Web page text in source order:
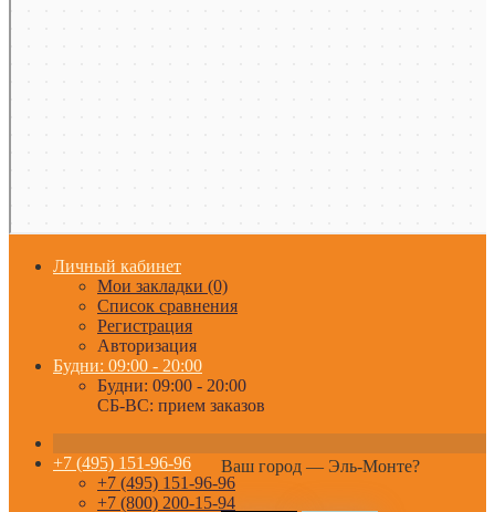
Личный кабинет
Мои закладки (0)
Список сравнения
Регистрация
Авторизация
Будни: 09:00 - 20:00
Будни: 09:00 - 20:00
СБ-ВС: прием заказов
Ваш город — Эль-Монте?
+7 (495) 151-96-96
+7 (495) 151-96-96
+7 (800) 200-15-94